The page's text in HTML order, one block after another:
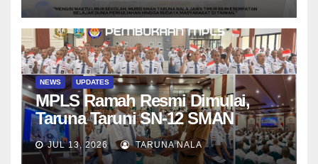
NEWS UPDATES
MPLS Ramah Resmi Dimulai,
Taruna Taruni SN-12 SMAN
Taruna Nala Jawa Timur Siap
Menjalani Tahun Ajaran Baru
JUL 13, 2026 TARUNA NALA